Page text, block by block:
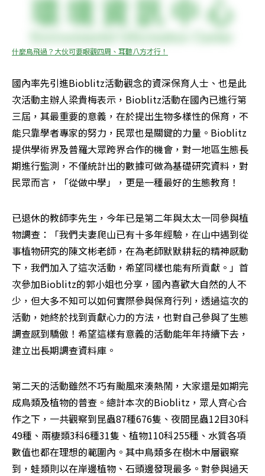
什麼鳥飛過？大伙可要眼觀四周、耳聽八方才行！
國內率先引進Bioblitz活動觀念的資深保育人士、也是此
次活動主辦人梁貴梅表示，Bioblitz活動在國內已進行第
三屆，其最重要的意義，在於提出生物多樣性的保育，不
能只靠學者專家的努力，民眾也是關鍵的力量。Bioblitz
提供學術界及普羅大眾跨界合作的機會，對一地區生態長
期進行監測，不僅統計出的數據可做為基礎研究資料，對
民眾而言，「從做中學」，更是一種最好的生態教育！
已退休的教師李先生，今年已是第二年與太太一同參與植
物調查：「我們夫妻爬山已有十多年經驗，在山中遇到從
事植物研究的陳文彬老師，在為老師默默耕耘的精神感動
下，我們加入了這次活動，希望同樣也能有所貢獻。」首
次參加Bioblitz的郭小姐也分享，國內喜歡大自然的人不
少，但大多不知可以如何實際參與保育行列，透過這次的
活動，她終於找到貢獻心力的方法，也對自己參與了生態
調查感到驕傲！希望這樣有意義的活動能年年持續下去，
建立出長期調查資料庫。
第二天的活動雖然不巧有颱風來湊熱鬧，大家還是如期完
成鳥類及植物的普查。總計本次的Bioblitz，眾人齊心合
作之下，一共觀察到昆蟲87種676隻、夜間昆蟲12目30科
49種、兩棲類3科6種31隻、植物110科255種、水質各項
數值也都在理想的範圍內。其中鳥類多在樹木中層觀察
到，蛙類則以在岸邊植物、石頭邊發現最多。對參與過天